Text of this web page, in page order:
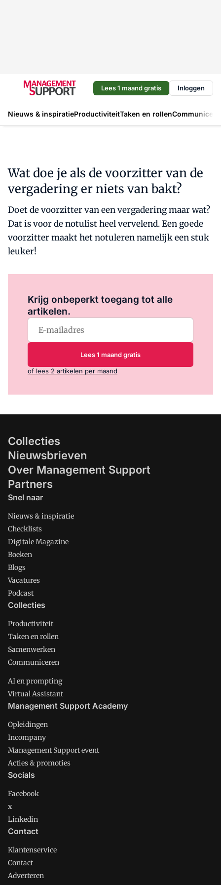
Lees 1 maand gratis Inloggen
Nieuws & inspiratieProductiviteitTaken en rollen
Wat doe je als de voorzitter van de
vergadering er niets van bakt?
Doet de voorzitter van een vergadering maar wat?
Dat is voor de notulist heel vervelend. Een goede
voorzitter maakt het notuleren namelijk een stuk
leuker!
Krijg onbeperkt toegang tot alle
artikelen.
Lees 1 maand gratis
of lees 2 artikelen per maand
Collecties
Nieuwsbrieven
Over Management Support
Partners
Snel naar
Nieuws & inspiratie
Checklists
Digitale Magazine
Boeken
Blogs
Vacatures
Podcast
Collecties
Productiviteit
Taken en rollen
Samenwerken
Communiceren
AI en prompting
Virtual Assistant
Management Support Academy
Opleidingen
Incompany
Management Support event
Acties & promoties
Socials
Facebook
x
Linkedin
Contact
Klantenservice
Contact
Adverteren